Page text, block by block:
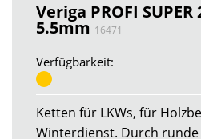
Veriga PROFI SUPER
5.5mm 16471
Verfügbarkeit:
Ketten für LKWs, für
Winterdienst. Durch